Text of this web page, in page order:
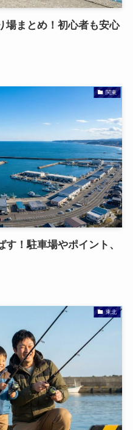
場まとめ！初心者も安心
関東
！駐車場やポイント、
東北